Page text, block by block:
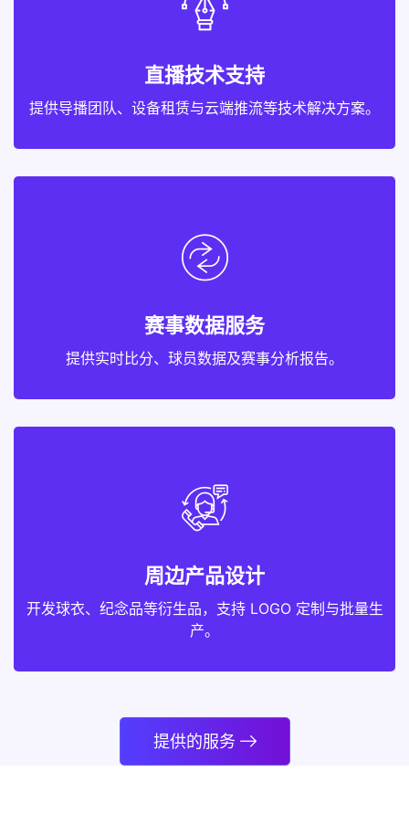
直播技术支持
提供导播团队、设备租赁与云端推流等技术解决方案。
赛事数据服务
提供实时比分、球员数据及赛事分析报告。
周边产品设计
开发球衣、纪念品等衍生品，支持 LOGO 定制与批量生
产。
提供的服务